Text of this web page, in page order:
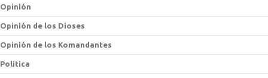
Opinión
Opinión de los Dioses
Opinión de los Komandantes
Politica